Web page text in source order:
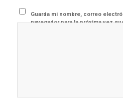
Guarda mi nombre, correo
navegador para la próxima vez